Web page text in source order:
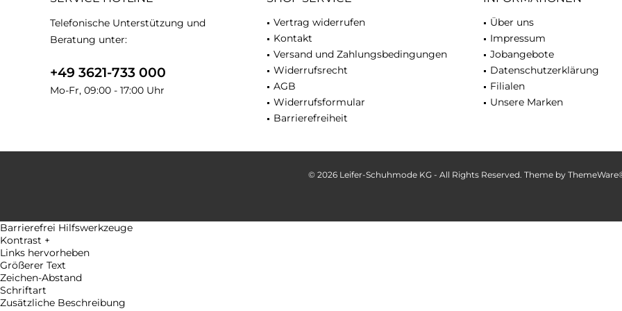
Telefonische Unterstützung und
Beratung unter:
+49 3621-733 000
Mo-Fr, 09:00 - 17:00 Uhr
Vertrag widerrufen
Kontakt
Versand und Zahlungsbedingungen
Widerrufsrecht
AGB
Widerrufsformular
Barrierefreiheit
Über uns
Impressum
Jobangebote
Datenschutzerklärung
Filialen
Unsere Marken
© 2026 Leifer-Schuhmode KG - All Rights Reserved. Theme by
Barrierefrei Hilfswerkzeuge
Kontrast +
Links hervorheben
Größerer Text
Zeichen-Abstand
Schriftart
Zusätzliche Beschreibung